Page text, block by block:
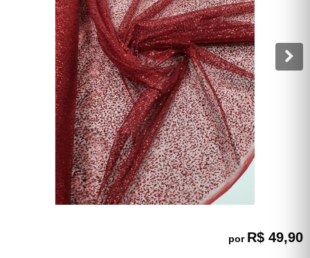
por R$ 49,90